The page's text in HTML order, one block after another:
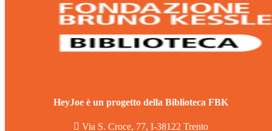
HeyJoe è un progetto della Biblioteca FBK
Via S. Croce, 77, I-38122 Trento